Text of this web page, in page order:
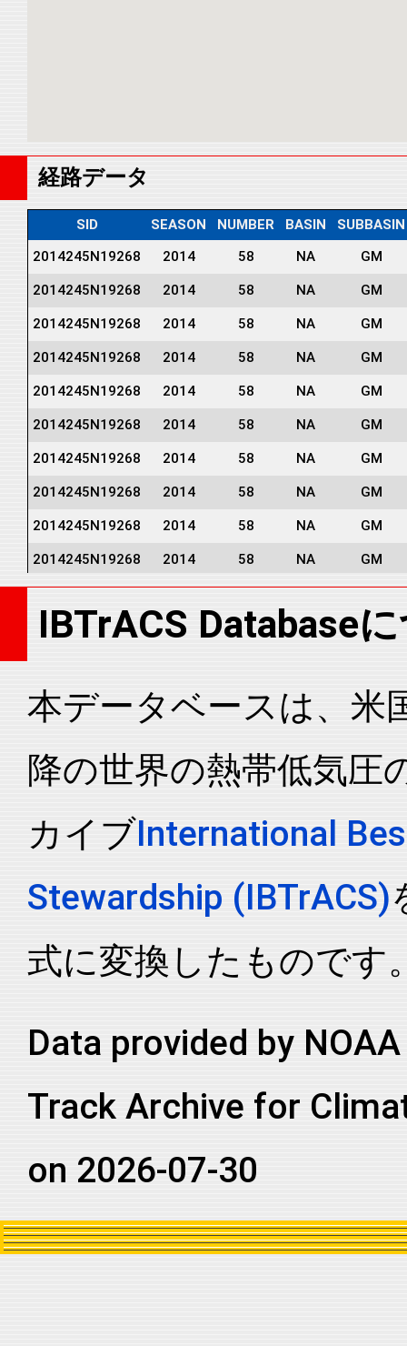
経路データ
SID SEASON NUMBER BASIN
SUBBASIN
2014245N19268
2014 58 NA GM
2014245N19268 2014 58 NA GM
2014245N19268 2014 58 NA GM
2014245N19268 2014 58 NA GM
2014245N19268 2014 58 NA GM
2014245N19268 2014 58 NA GM
2014245N19268 2014 58 NA GM
2014245N19268 2014 58 NA GM
2014245N19268 2014 58 NA GM
2014245N19268 2014 58 NA GM
2014245N19268 2014 58 NA GM
2014245N19268 2014 58 NA GM
2014245N19268 2014 58 NA GM
2014245N19268 NA GM
2014245N19268 2014 58 NA GM
2014245N19268 2014 58 NA NA
2014245N19268 2014 58 NA NA
2014245N19268 2014 58 NA NA
IBTrACS Database
本データベースは、米
降の世界の熱帯低気圧
カイブInternational
Stewardship (IBTrACS)
式に変換したものです
Data provided by
Track Archive for
on 2026-07-30